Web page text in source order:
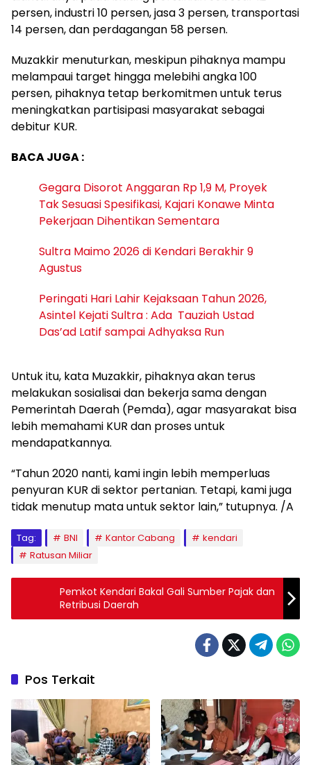
persen, industri 10 persen, jasa 3 persen, transportasi
14 persen, dan perdagangan 58 persen.
Muzakkir menuturkan, meskipun pihaknya mampu
melampaui target hingga melebihi angka 100
persen, pihaknya tetap berkomitmen untuk terus
meningkatkan partisipasi masyarakat sebagai
debitur KUR.
BACA JUGA :
Gegara Disorot Anggaran Rp 1,9 M, Proyek
Tak Sesuasi Spesifikasi, Kajari Konawe Minta
Pekerjaan Dihentikan Sementara
Sultra Maimo 2026 di Kendari Berakhir 9
Agustus
Peringati Hari Lahir Kejaksaan Tahun 2026,
Asintel Kejati Sultra : Ada Tauziah Ustad
Das’ad Latif sampai Adhyaksa Run
Untuk itu, kata Muzakkir, pihaknya akan terus
melakukan sosialisai dan bekerja sama dengan
Pemerintah Daerah (Pemda), agar masyarakat bisa
lebih memahami KUR dan proses untuk
mendapatkannya.
“Tahun 2020 nanti, kami ingin lebih memperluas
penyuran KUR di sektor pertanian. Tetapi, kami juga
tidak menutup mata untuk sektor lain,” tutupnya. /A
Tag: BNI Kantor Cabang
kendari
Ratusan Miliar
Pemkot Kendari Bakal Gali Sumber Pajak dan
Retribusi Daerah
Pos Terkait